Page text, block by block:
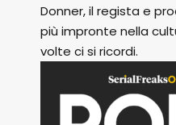
Donner, il regista e
più impronte nella
volte ci si ricordi.